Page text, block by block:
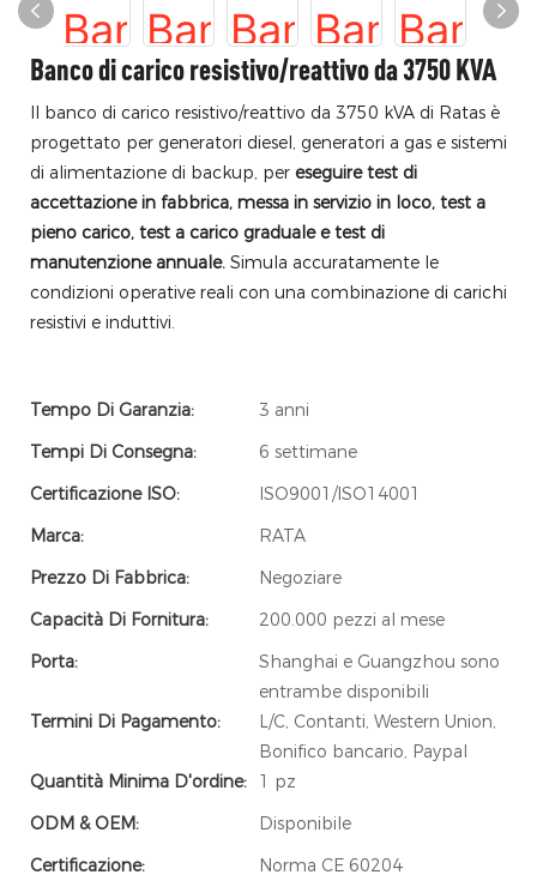
Banco di carico resistivo/reattivo da 3750 KVA
Il banco di carico resistivo/reattivo da 3750 kVA di Ratas è
progettato per generatori diesel, generatori a gas e sistemi
di alimentazione di backup, per eseguire test di
accettazione in fabbrica, messa in servizio in loco, test a
pieno carico, test a carico graduale e test di
manutenzione annuale. Simula accuratamente le
condizioni operative reali con una combinazione di carichi
resistivi e induttivi.
Tempo Di Garanzia:
3 anni
Tempi Di Consegna:
6 settimane
Certificazione ISO:
ISO9001/ISO14001
Marca:
RATA
Prezzo Di Fabbrica:
Negoziare
Capacità Di Fornitura:
200.000 pezzi al mese
Porta:
Shanghai e Guangzhou sono
entrambe disponibili
Termini Di Pagamento:
L/C, Contanti, Western Union,
Bonifico bancario, Paypal
Quantità Minima D'ordine:
1 pz
ODM & OEM:
Disponibile
Certificazione:
Norma CE 60204